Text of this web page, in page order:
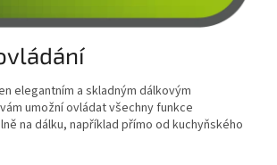
elegantním a skladným dálkovým
umožní ovládat všechny funkce
na dálku, například přímo od kuchyňského